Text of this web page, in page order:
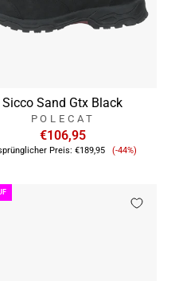
Sicco Sand Gtx Black
POLECAT
€106,95
Preis: €189,95 (-44%)